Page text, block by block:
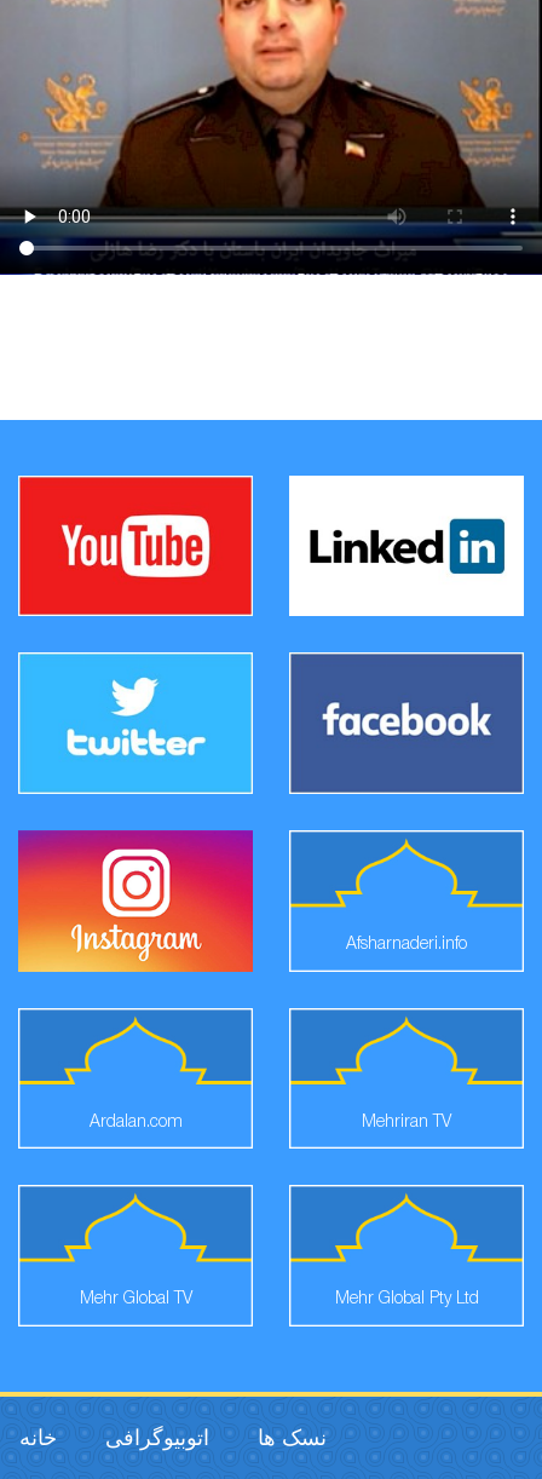
Afsharnaderi.info
Ardalan.com Mehriran TV
Mehr Global TV Mehr Global Pty Ltd
خانه اتوبیوگرافی نسک ها